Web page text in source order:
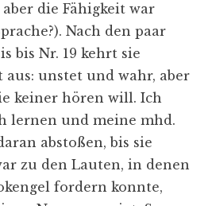
die Fähigkeit war
Nach den paar
bis Nr. 19 kehrt sie
unstet und wahr, aber
keiner hören will. Ich
lernen und meine mhd.
abstoßen, bis sie
zu den Lauten, in denen
fordern konnte,